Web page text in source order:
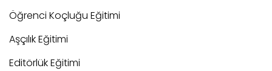
Öğrenci Koçluğu Eğitimi
Aşçılık Eğitimi
Editörlük Eğitimi